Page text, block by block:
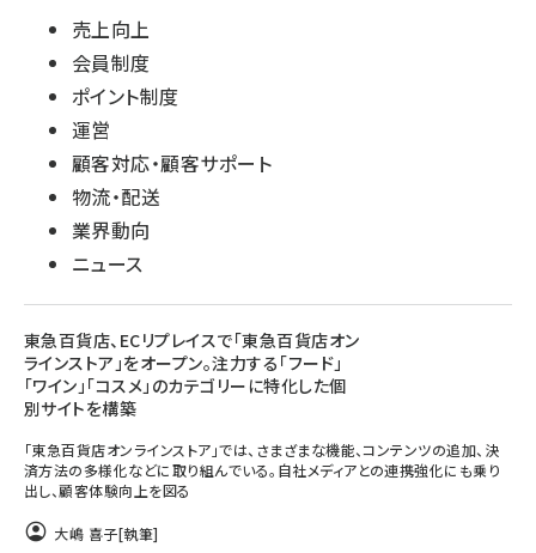
売上向上
会員制度
ポイント制度
運営
顧客対応・顧客サポート
物流・配送
業界動向
ニュース
東急百貨店、ECリプレイスで「東急百貨店オン
ラインストア」をオープン。注力する「フード」
「ワイン」「コスメ」のカテゴリーに特化した個
別サイトを構築
「東急百貨店オンラインストア」では、さまざまな機能、コンテンツの追加、決
済方法の多様化などに取り組んでいる。自社メディアとの連携強化にも乗り
出し、顧客体験向上を図る
大嶋 喜子[執筆]